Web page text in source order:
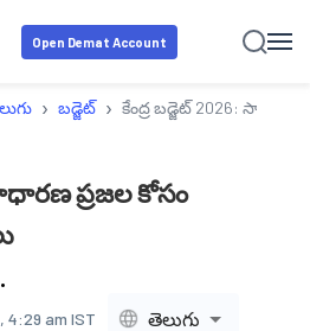
Open Demat Account
› బడ్జెట్ › కేంద్ర బడ్జెట్ 2026: సాధారణ
ప్రజల కోసం
4:29 am IST తెలుగు